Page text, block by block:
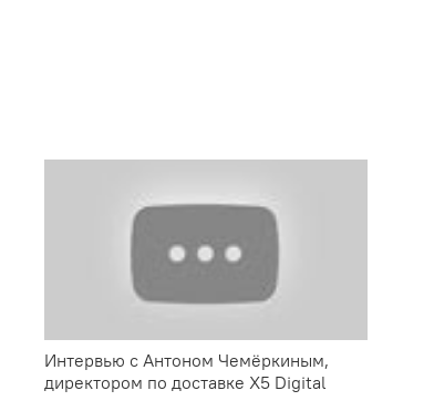
Интервью с Антоном Чемёркиным,
директором по доставке X5 Digital